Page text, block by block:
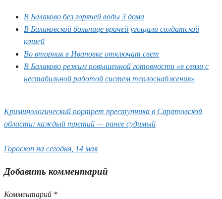
В Балаково без горячей воды 3 дома
В Балаковской больнице врачей угощали солдатской
кашей
Во вторник в Ивановке отключат свет
В Балаково режим повышенной готовности «в связи с
нестабильной работой систем теплоснабжения»
Криминологический портрет преступника в Саратовской
области: каждый третий — ранее судимый
Гороскоп на сегодня, 14 мая
Добавить комментарий
Комментарий *